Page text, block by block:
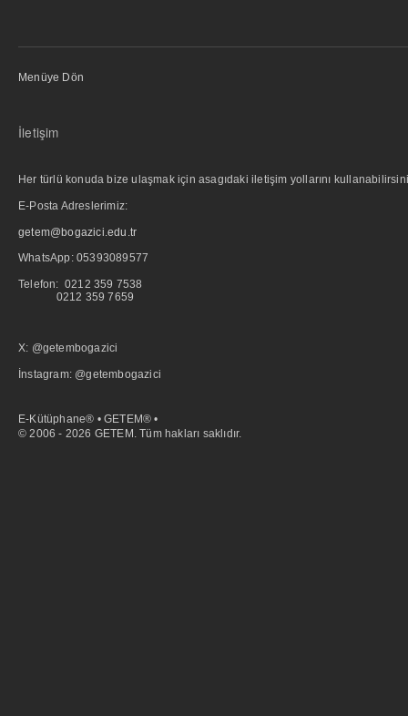
Menüye Dön
İletişim
Her türlü konuda bize ulaşmak için asagıdaki iletişim yollarını
E-Posta Adreslerimiz:
getem@bogazici.edu.tr
WhatsApp: 05393089577
Telefon: 0212 359 7538
0212 359 7659
X: @getembogazici
İnstagram: @getembogazici
E-Kütüphane® • GETEM® •
© 2006 - 2026 GETEM. Tüm hakları saklıdır.